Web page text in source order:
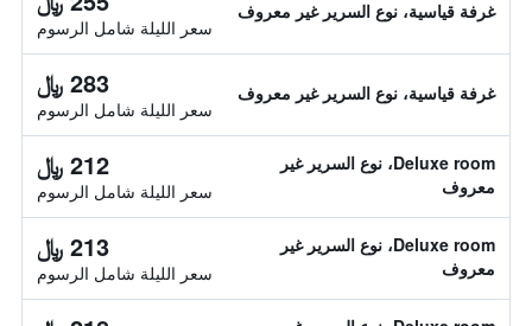
غرفة قياسية، نوع السرير غير معروف
سعر الليلة شامل الرسوم
غرفة قياسية، نوع السرير غير معروف 283 ﷼
سعر الليلة شامل الرسوم
Deluxe room، نوع السرير غير
معروف
212 ﷼
سعر الليلة شامل الرسوم
Deluxe room، نوع السرير غير
معروف
213 ﷼
سعر الليلة شامل الرسوم